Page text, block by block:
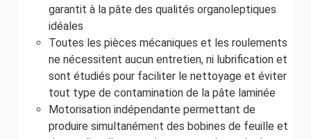
garantit à la pâte des qualités organoleptiques
idéales
Toutes les pièces mécaniques et les roulements
ne nécessitent aucun entretien, ni lubrification et
sont étudiés pour faciliter le nettoyage et éviter
tout type de contamination de la pâte laminée
Motorisation indépendante permettant de
produire simultanément des bobines de feuille et